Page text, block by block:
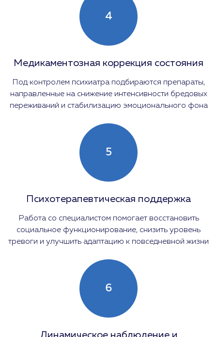
4
Медикаментозная коррекция состояния
Под контролем психиатра подбираются препараты,
направленные на снижение интенсивности бредовых
переживаний и стабилизацию эмоционального фона
5
Психотерапевтическая поддержка
Работа со специалистом помогает восстановить
социальное функционирование, снизить уровень
тревоги и улучшить адаптацию к повседневной жизни
6
Динамическое наблюдение и